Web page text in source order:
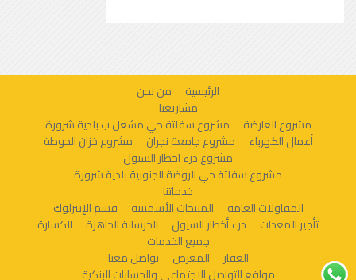
الرئيسية
من نحن
مشاريعنا
مشروع العارضة
مشروع سفلتة حي مشعل ب بلدية شرورة
أعمال الكهرباء
مشروع جامعة نجران
مشروع خزان الحوطة
مشروع درء اخطار السيول
مشروع سفلتة حي الروضة الجنوبية بلدية شرورة
خدماتنا
المقاولات العامة
المنتجات الأسمنتية
قسم الإنترلوك
تأجير المعدات
درء أخطار السيول الخرسانة الجاهزة
الكسارة
جميع الخدمات
العقار
المعرض
تواصل معنا
مواقع التواصل الاجتماعي والحسابات البنكية